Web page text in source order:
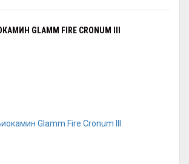
GLAMM FIRE CRONUM III